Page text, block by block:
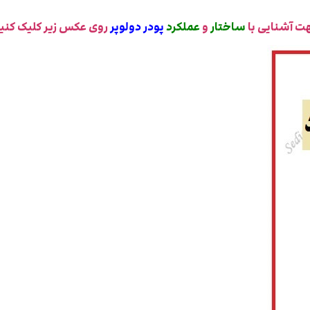
آشنایی با ساختارو عملکردپودر دولوپرروی عکس زیر کلیک